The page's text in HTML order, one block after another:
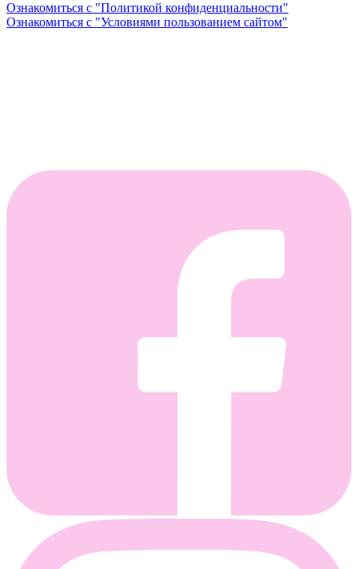
Ознакомиться с "Политикой конфиденциальности"
Ознакомиться с "Условиями пользованием сайтом"